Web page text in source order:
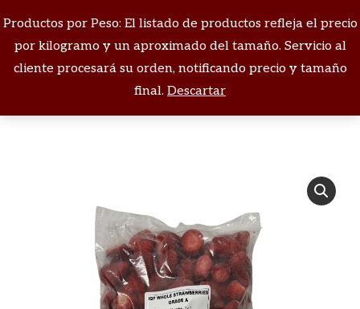
Productos por Peso: El listado de productos refleja el precio
por kilogramo y un aproximado del tamaño. Servicio al
cliente procesará su orden, notificando precio y tamaño
final. Descartar
Buscar:
Estás aquí: